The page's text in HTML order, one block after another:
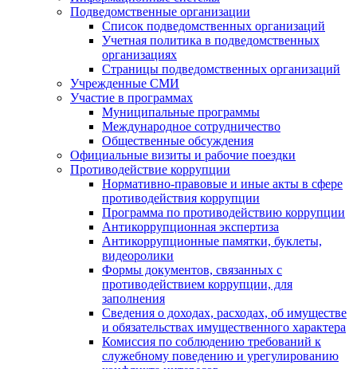
Подведомственные организации
Список подведомственных организаций
Учетная политика в подведомственных
организациях
Страницы подведомственных организаций
Учрежденные СМИ
Участие в программах
Муниципальные программы
Международное сотрудничество
Общественные обсуждения
Официальные визиты и рабочие поездки
Противодействие коррупции
Нормативно-правовые и иные акты в сфере
противодействия коррупции
Программа по противодействию коррупции
Антикоррупционная экспертиза
Антикоррупционные памятки, буклеты,
видеоролики
Формы документов, связанных с
противодействием коррупции, для
заполнения
Сведения о доходах, расходах, об имуществе
и обязательствах имущественного характера
Комиссия по соблюдению требований к
служебному поведению и урегулированию